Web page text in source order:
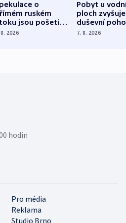
o
ruském
jsou pošetilé,
estonský
2026
Pobyt u
ploch zvyšuje
duševní
ukázala
7. 8. 2026
Pro média
Reklama
Studio Brno
hodin